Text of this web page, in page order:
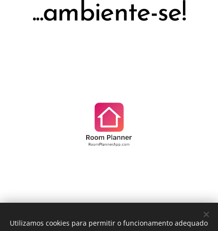
...ambiente-se!
Utilizamos cookies para permitir o funcionamento adequado